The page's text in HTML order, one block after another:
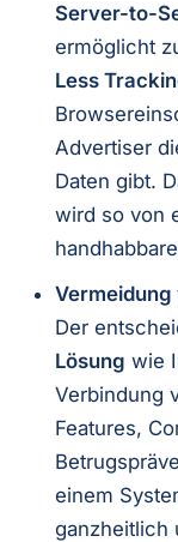
Server-to-
ermöglicht
Less
Advertiser
Daten gibt.
wird so von
Der
Lösung wie
Verbindung
Features,
einem
ganzheitlich